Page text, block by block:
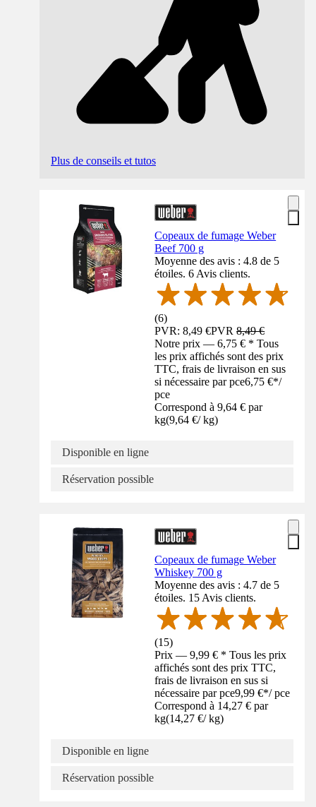
Plus de conseils et tutos
Copeaux de fumage Weber
Beef 700 g
Moyenne des avis : 4.8 de 5
étoiles. 6 Avis clients.
(6)
PVR: 8,49 €PVR8,49 €
Notre prix — 6,75 € * Tous
les prix affichés sont des prix
TTC, frais de livraison en sus
si nécessaire par pce6,75 €*/
pce
Correspond à 9,64 € par
kg(9,64 €/ kg)
Disponible en ligne
Réservation possible
Copeaux de fumage Weber
Whiskey 700 g
Moyenne des avis : 4.7 de 5
étoiles. 15 Avis clients.
(15)
Prix — 9,99 € * Tous les prix
affichés sont des prix TTC,
frais de livraison en sus si
nécessaire par pce9,99 €*/ pce
Correspond à 14,27 € par
kg(14,27 €/ kg)
Disponible en ligne
Réservation possible